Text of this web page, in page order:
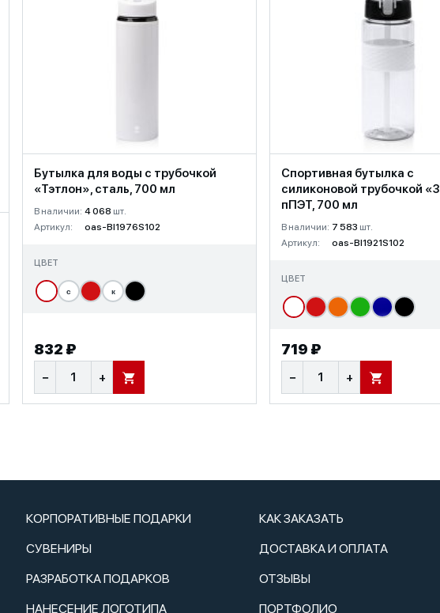
Бутылка для воды с трубочкой
«Тэтлон», сталь, 700 мл
В наличии: 4 068 шт.
Артикул:
oas-BI1976S102
ЦВЕТ
с к
832 ₽
− + В КОРЗИНУ
Спортивная бутылка с
силиконовой трубочкой
пПЭТ, 700 мл
В наличии: 7 583 шт.
Артикул:
oas-BI1921S102
ЦВЕТ
719 ₽
− + В КОРЗИНУ
КОРПОРАТИВНЫЕ ПОДАРКИ
СУВЕНИРЫ
РАЗРАБОТКА ПОДАРКОВ
НАНЕСЕНИЕ ЛОГОТИПА
КАК ЗАКАЗАТЬ
ДОСТАВКА И ОПЛАТА
ОТЗЫВЫ
ПОРТФОЛИО